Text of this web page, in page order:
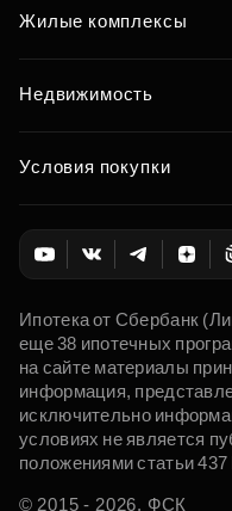
Жилые комплексы
Недвижимость
Условия покупки
Ипотека от Сбербанк
еще 38 ипотечных
на сайте материалы
информация,
исключительно
условиях не является
положениями статьи
© 2015 - 2026. ФСК